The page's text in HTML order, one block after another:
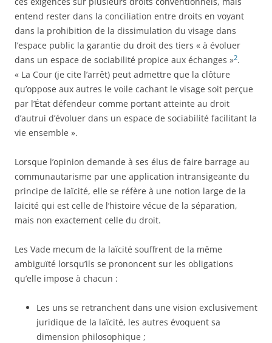
entend rester dans la conciliation entre droits en voyant
dans la prohibition de la dissimulation du visage dans
l’espace public la garantie du droit des tiers « à évoluer
dans un espace de sociabilité propice aux échanges »2.
« La Cour (je cite l’arrêt) peut admettre que la clôture
qu’oppose aux autres le voile cachant le visage soit perçue
par l’État défendeur comme portant atteinte au droit
d’autrui d’évoluer dans un espace de sociabilité facilitant la
vie ensemble ».
Lorsque l’opinion demande à ses élus de faire barrage au
communautarisme par une application intransigeante du
principe de laïcité, elle se réfère à une notion large de la
laïcité qui est celle de l’histoire vécue de la séparation,
mais non exactement celle du droit.
Les Vade mecum de la laïcité souffrent de la même
ambiguïté lorsqu’ils se prononcent sur les obligations
qu’elle impose à chacun :
Les uns se retranchent dans une vision exclusivement
juridique de la laïcité, les autres évoquent sa
dimension philosophique ;